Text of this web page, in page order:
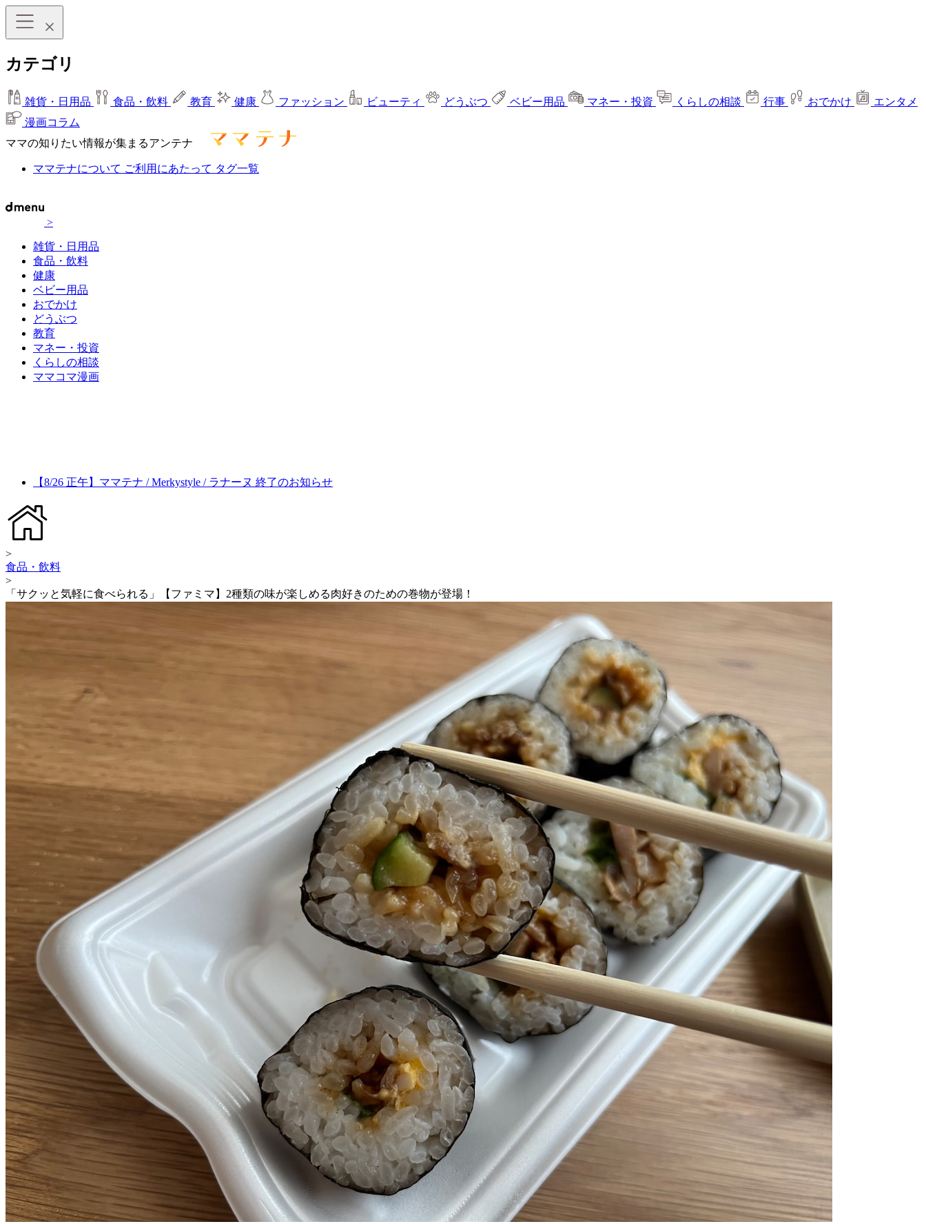
カテゴリ
雑貨・日用品 食品・飲料 教育 健康 ファッション ビューティ どうぶつ ベビー用品 マネー・投資 くらしの相談 行事 おでかけ
エンタメ
漫画コラム
ママの知りたい情報が集まるアンテナ
ママテナについて ご利用にあたって タグ一覧
>
雑貨・日用品
食品・飲料
健康
ベビー用品
おでかけ
どうぶつ
教育
マネー・投資
くらしの相談
ママコマ漫画
【8/26 正午】ママテナ / Merkystyle / ラナーヌ 終了のお知らせ
>
食品・飲料
>
「サクッと気軽に食べられる」【ファミマ】2種類の味が楽しめる肉好きのための巻物が登場！